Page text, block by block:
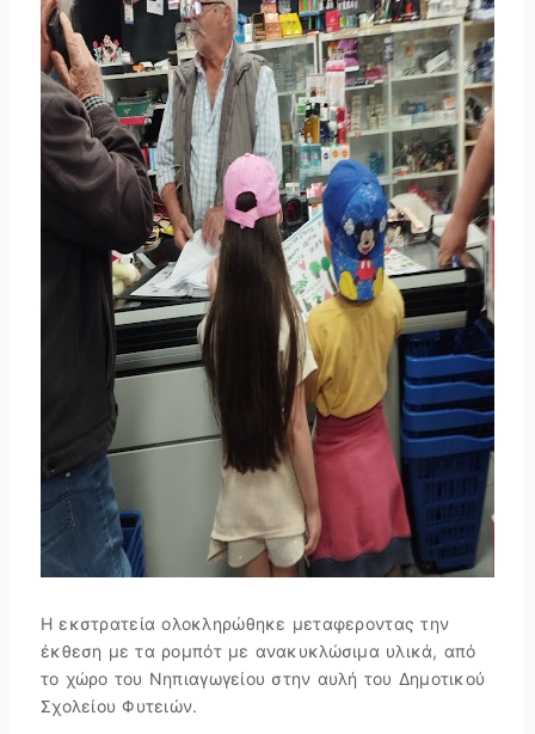
Η εκστρατεία ολοκληρώθηκε μεταφεροντας την
έκθεση με τα ρομπότ με ανακυκλώσιμα υλικά, από
το χώρο του Νηπιαγωγείου στην αυλή του Δημοτικού
Σχολείου Φυτειών.